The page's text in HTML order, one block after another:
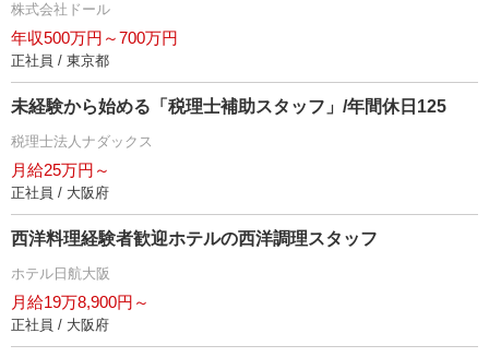
株式会社ドール
年収500万円～700万円
正社員 / 東京都
未経験から始める「税理士補助スタッフ」/年間休日125
税理士法人ナダックス
月給25万円～
正社員 / 大阪府
西洋料理経験者歓迎ホテルの西洋調理スタッフ
ホテル日航大阪
月給19万8,900円～
正社員 / 大阪府